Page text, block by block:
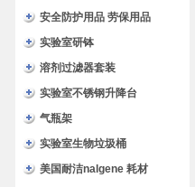
安全防护用品 劳保用品
实验室研钵
溶剂过滤器套装
实验室不锈钢升降台
气瓶架
实验室生物垃圾桶
美国耐洁nalgene 耗材